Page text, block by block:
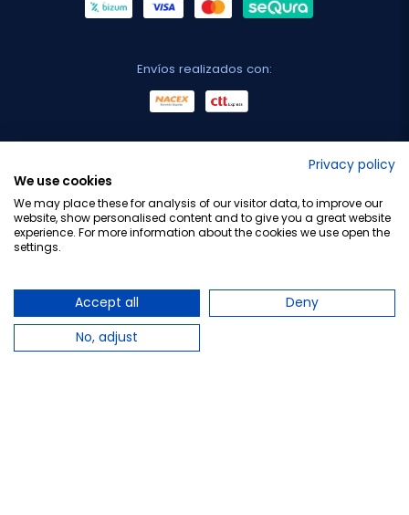
Envíos realizados con:
Privacy policy
We use cookies
We may place these for analysis of our visitor data, to improve our
website, show personalised content and to give you a great website
experience. For more information about the cookies we use open the
settings.
Accept all
Deny
No, adjust